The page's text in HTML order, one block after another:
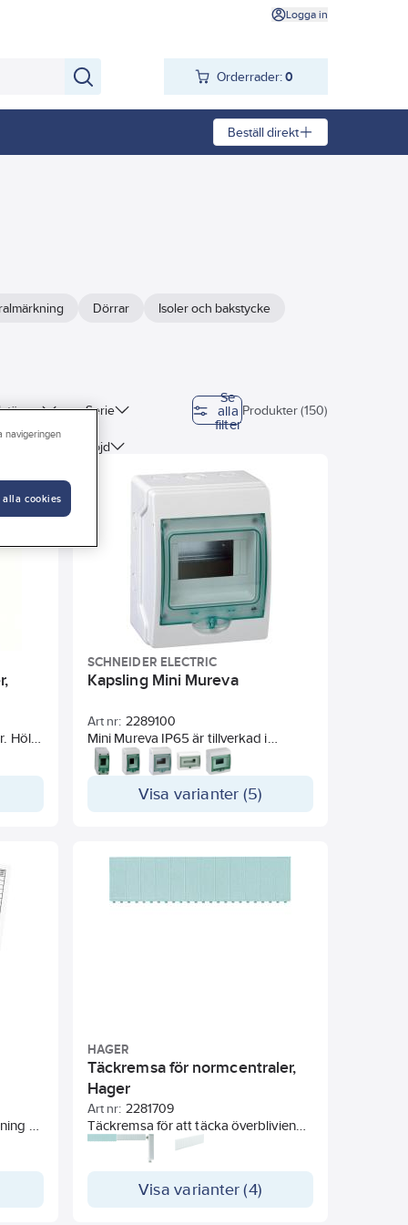
Logga in
Orderrader: 0
Beställ direkt
Dörrar
Isoler och bakstycke
Serie
Inbyggnadshöjd
Innerdjup
Se
alla
filter
Produkter (150)
Hölje
1-
SCHNEIDER ELECTRIC
Kapsling Mini Mureva
Art nr: 2289100
Mini Mureva IP65 är tillverkad i
polestyren med lucka av
polykarbonat. Den är speciellt lämpad
för små undercentraler och
kompletteringar i utrymmen där det
ovan och undersidan av kapslingarna.
Visa varianter (5)
av
HAGER
Täckremsa för normcentraler,
Hager
Art nr: 2281709
Täckremsa för att täcka överblivien
öppning i normcentraler
Visa varianter (4)
navigeringen
alla cookies